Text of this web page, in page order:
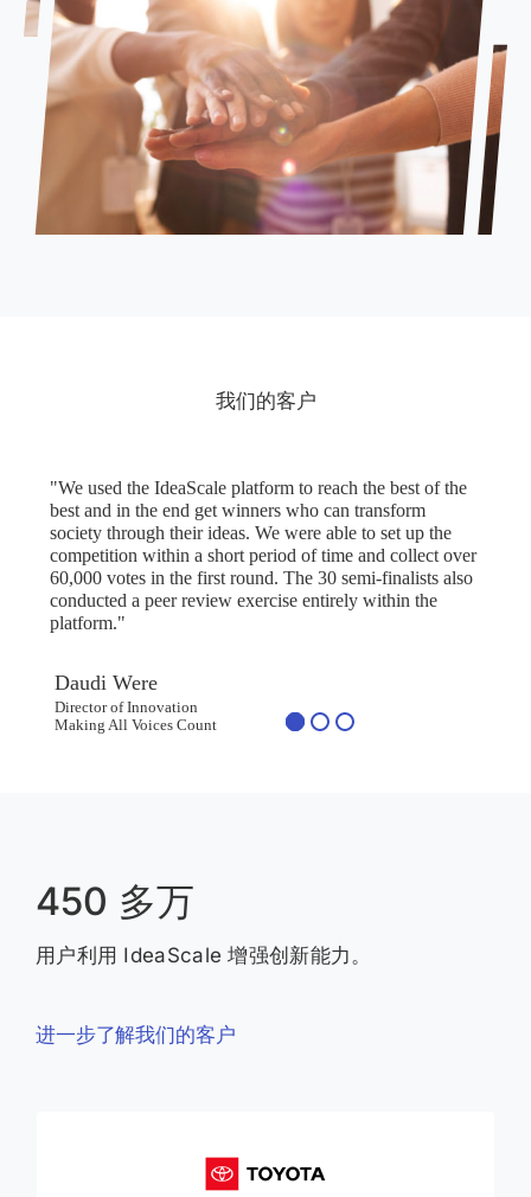
我们的客户
"We used the IdeaScale platform to reach the best of the
best and in the end get winners who can transform
society through their ideas. We were able to set up the
competition within a short period of time and collect over
60,000 votes in the first round. The 30 semi-finalists also
conducted a peer review exercise entirely within the
platform."
Daudi Were
Director of Innovation
Making All Voices Count
450 多万
用户利用 IdeaScale 增强创新能力。
进一步了解我们的客户